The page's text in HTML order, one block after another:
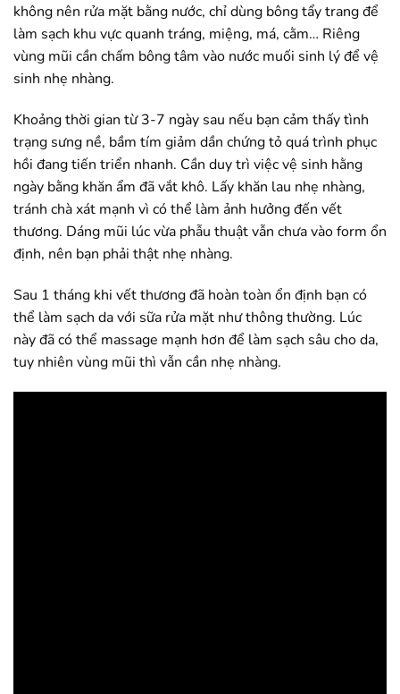
không nên rửa mặt bằng nước, chỉ dùng bông tẩy trang để
làm sạch khu vực quanh tráng, miệng, má, cằm… Riêng
vùng mũi cần chấm bông tâm vào nước muối sinh lý để vệ
sinh nhẹ nhàng.
Khoảng thời gian từ 3-7 ngày sau nếu bạn cảm thấy tình
trạng sưng nề, bầm tím giảm dần chứng tỏ quá trình phục
hồi đang tiến triển nhanh. Cần duy trì việc vệ sinh hằng
ngày bằng khăn ẩm đã vắt khô. Lấy khăn lau nhẹ nhàng,
tránh chà xát mạnh vì có thể làm ảnh hưởng đến vết
thương. Dáng mũi lúc vừa phẫu thuật vẫn chưa vào form ổn
định, nên bạn phải thật nhẹ nhàng.
Sau 1 tháng khi vết thương đã hoàn toàn ổn định bạn có
thể làm sạch da với sữa rửa mặt như thông thường. Lúc
này đã có thể massage mạnh hơn để làm sạch sâu cho da,
tuy nhiên vùng mũi thì vẫn cần nhẹ nhàng.